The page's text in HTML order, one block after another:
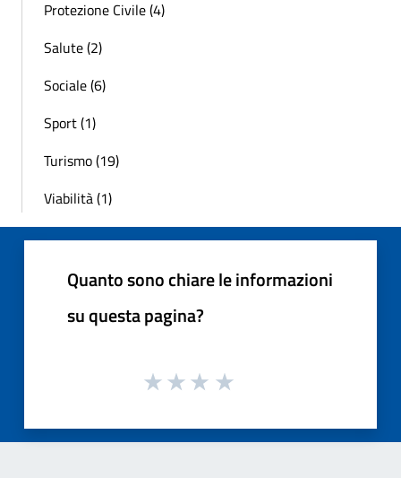
Protezione Civile (4)
Salute (2)
Sociale (6)
Sport (1)
Turismo (19)
Viabilità (1)
Quanto sono chiare le informazioni
su questa pagina?